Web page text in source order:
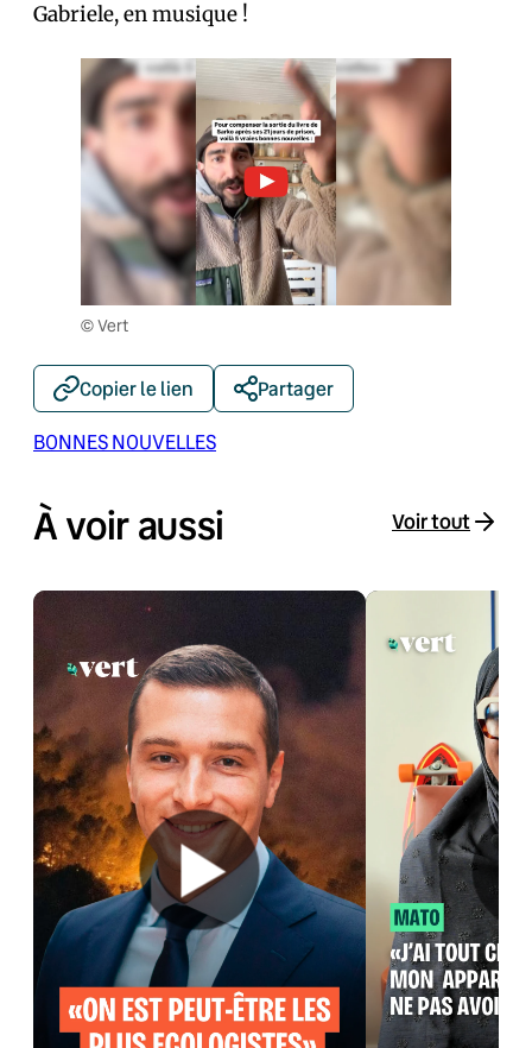
Gabriele, en musique !
© Vert
Copier le lien Partager
BONNES NOUVELLES
À voir aussi Voir tout